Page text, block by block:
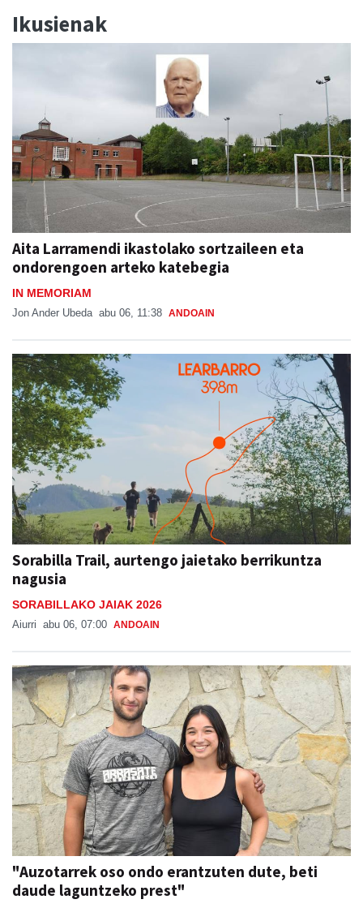
Ikusienak
Aita Larramendi ikastolako sortzaileen eta
ondorengoen arteko katebegia
IN MEMORIAM
Jon Ander Ubeda abu 06, 11:38 ANDOAIN
Sorabilla Trail, aurtengo jaietako berrikuntza
nagusia
SORABILLAKO JAIAK 2026
Aiurri abu 06, 07:00 ANDOAIN
"Auzotarrek oso ondo erantzuten dute, beti
daude laguntzeko prest"